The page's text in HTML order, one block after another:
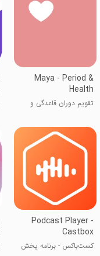
Maya - Period &
Health
تقویم دوران قاعدگی و
Podcast Player -
Castbox
کست‌باکس - برنامه پخش